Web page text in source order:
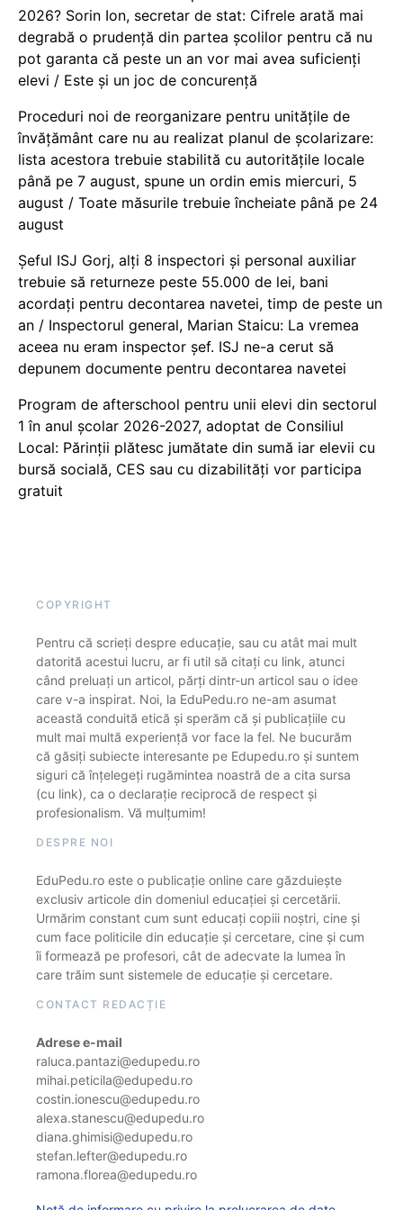
2026? Sorin Ion, secretar de stat: Cifrele arată mai
degrabă o prudență din partea școlilor pentru că nu
pot garanta că peste un an vor mai avea suficienți
elevi / Este și un joc de concurență
Proceduri noi de reorganizare pentru unitățile de
învățământ care nu au realizat planul de școlarizare:
lista acestora trebuie stabilită cu autoritățile locale
până pe 7 august, spune un ordin emis miercuri, 5
august / Toate măsurile trebuie încheiate până pe 24
august
Șeful ISJ Gorj, alți 8 inspectori și personal auxiliar
trebuie să returneze peste 55.000 de lei, bani
acordați pentru decontarea navetei, timp de peste un
an / Inspectorul general, Marian Staicu: La vremea
aceea nu eram inspector șef. ISJ ne-a cerut să
depunem documente pentru decontarea navetei
Program de afterschool pentru unii elevi din sectorul
1 în anul școlar 2026-2027, adoptat de Consiliul
Local: Părinții plătesc jumătate din sumă iar elevii cu
bursă socială, CES sau cu dizabilităţi vor participa
gratuit
COPYRIGHT
Pentru că scrieți despre educație, sau cu atât mai mult
datorită acestui lucru, ar fi util să citați cu link, atunci
când preluați un articol, părți dintr-un articol sau o idee
care v-a inspirat. Noi, la EduPedu.ro ne-am asumat
această conduită etică și sperăm că și publicațiile cu
mult mai multă experiență vor face la fel. Ne bucurăm
că găsiți subiecte interesante pe Edupedu.ro și suntem
siguri că înțelegeți rugămintea noastră de a cita sursa
(cu link), ca o declarație reciprocă de respect și
profesionalism. Vă mulțumim!
DESPRE NOI
EduPedu.ro este o publicație online care găzduiește
exclusiv articole din domeniul educației și cercetării.
Urmărim constant cum sunt educați copiii noștri, cine și
cum face politicile din educație și cercetare, cine și cum
îi formează pe profesori, cât de adecvate la lumea în
care trăim sunt sistemele de educație și cercetare.
CONTACT REDACȚIE
Adrese e-mail
raluca.pantazi@edupedu.ro
mihai.peticila@edupedu.ro
costin.ionescu@edupedu.ro
alexa.stanescu@edupedu.ro
diana.ghimisi@edupedu.ro
stefan.lefter@edupedu.ro
ramona.florea@edupedu.ro